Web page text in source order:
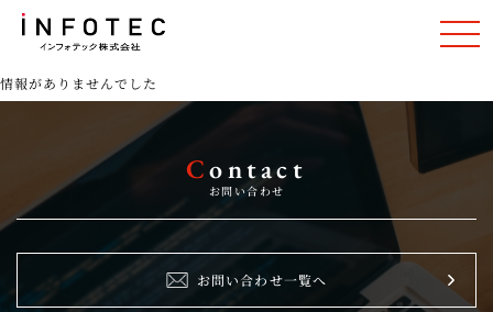
情報がありませんでした
Contact
お問い合わせ
お問い合わせ一覧へ